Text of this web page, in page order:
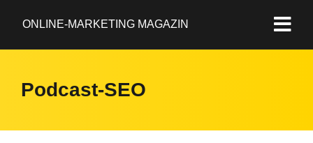
ONLINE-MARKETING MAGAZIN
Podcast-SEO